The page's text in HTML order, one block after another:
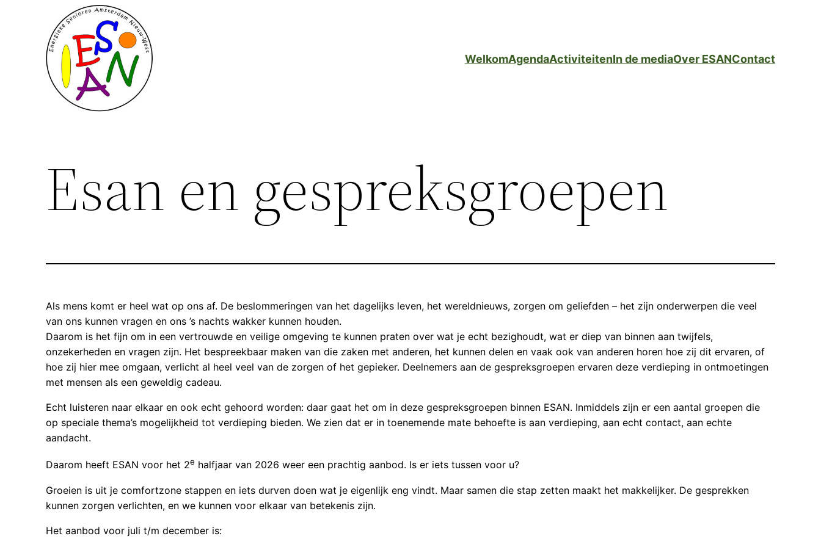
WelkomAgendaActiviteitenIn de mediaOver ESANContact
Esan en gespreksgroepen
Als mens komt er heel wat op ons af. De beslommeringen van het dagelijks leven, het wereldnieuws, zorgen om geliefden – het zijn onderwerpen die veel
van ons kunnen vragen en ons ’s nachts wakker kunnen houden.
Daarom is het fijn om in een vertrouwde en veilige omgeving te kunnen praten over wat je echt bezighoudt, wat er diep van binnen aan twijfels,
onzekerheden en vragen zijn. Het bespreekbaar maken van die zaken met anderen, het kunnen delen en vaak ook van anderen horen hoe zij dit ervaren, of
hoe zij hier mee omgaan, verlicht al heel veel van de zorgen of het gepieker. Deelnemers aan de gespreksgroepen ervaren deze verdieping in ontmoetingen
met mensen als een geweldig cadeau.
Echt luisteren naar elkaar en ook echt gehoord worden: daar gaat het om in deze gespreksgroepen binnen ESAN. Inmiddels zijn er een aantal groepen die
op speciale thema’s mogelijkheid tot verdieping bieden. We zien dat er in toenemende mate behoefte is aan verdieping, aan echt contact, aan echte
aandacht.
Daarom heeft ESAN voor het 2e halfjaar van 2026 weer een prachtig aanbod. Is er iets tussen voor u?
Groeien is uit je comfortzone stappen en iets durven doen wat je eigenlijk eng vindt. Maar samen die stap zetten maakt het makkelijker. De gesprekken
kunnen zorgen verlichten, en we kunnen voor elkaar van betekenis zijn.
Het aanbod voor juli t/m december is: